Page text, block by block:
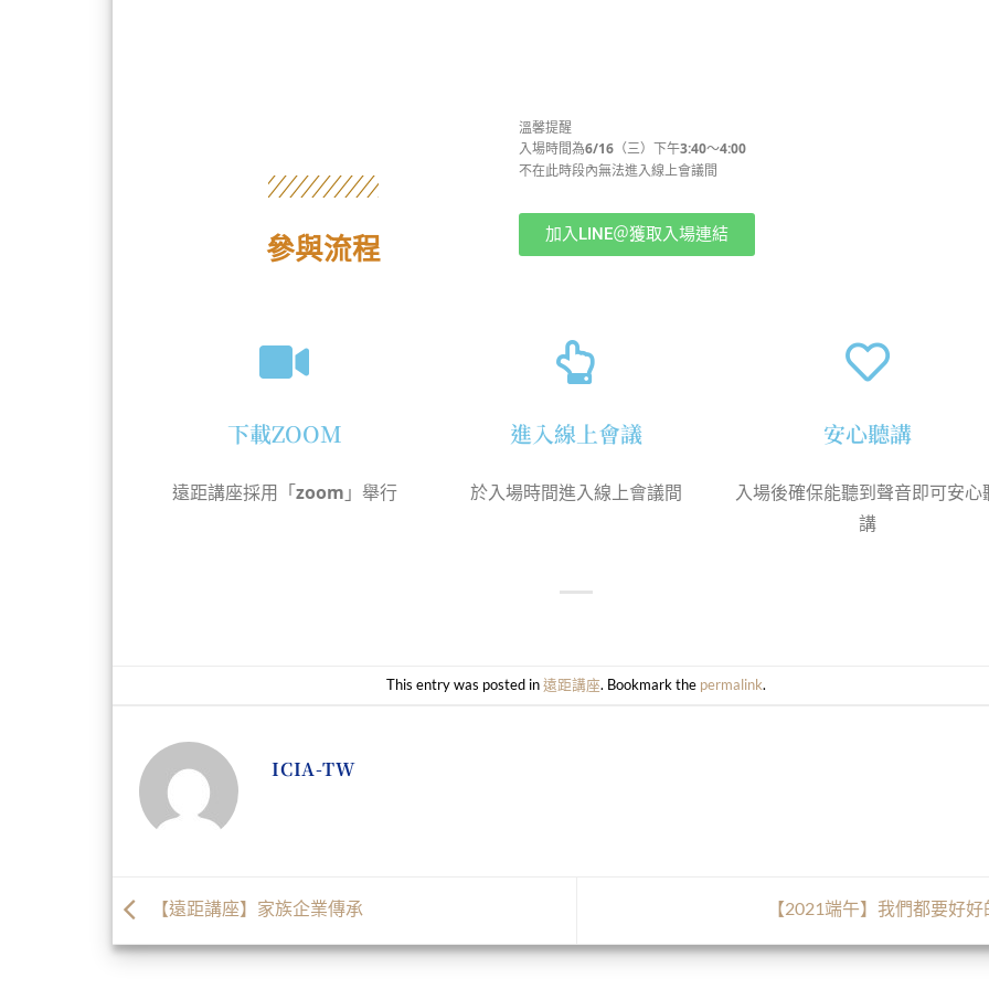
參與流程
溫馨提醒
入場時間為6/16（三）下午3:40～4:00
不在此時段內無法進入線上會議間
加入LINE＠獲取入場連結
下載ZOOM
遠距講座採用「zoom」舉行
進入線上會議
於入場時間進入線上會議間
安心聽講
入場後確保能聽到聲音即可安心
講
This entry was posted in遠距講座. Bookmark the permalink.
ICIA-TW
【遠距講座】家族企業傳承 【2021端午】我們都要好